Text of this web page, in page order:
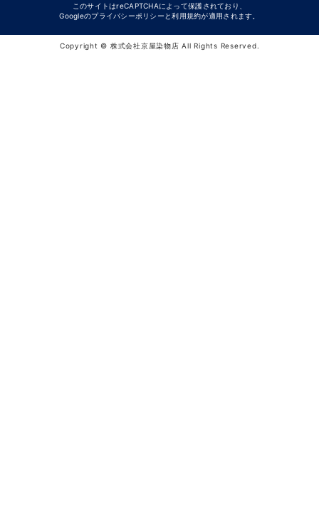
このサイトはreCAPTCHAによって保護されており、
Googleのプライバシーポリシー と利用規約が適用されます。
Copyright © 株式会社京屋染物店 All Rights Reserved.